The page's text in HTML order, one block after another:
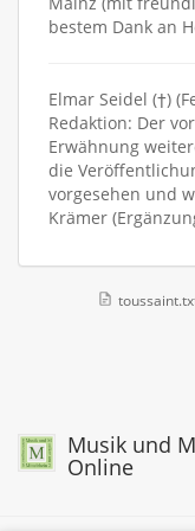
bestem Dank an
Elmar Seidel (†)
Redaktion: Der
Erwähnung
die
vorgesehen und
Krämer
Musik und
Online